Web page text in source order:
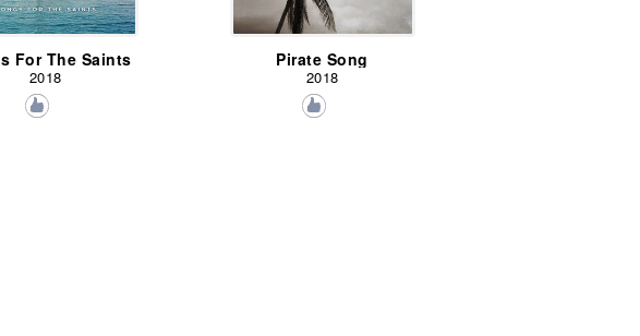
For The Saints
2018
Pirate Song
2018